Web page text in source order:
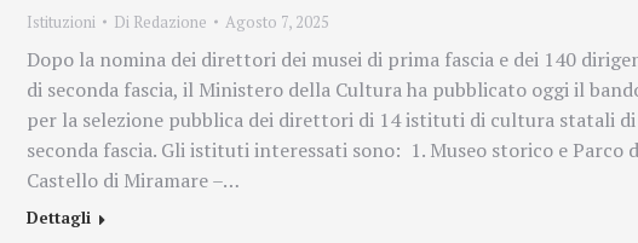
Istituzioni Di Redazione Agosto 7, 2025
Dopo la nomina dei direttori dei musei di prima fascia e dei 140
di seconda fascia, il Ministero della Cultura ha pubblicato oggi il
per la selezione pubblica dei direttori di 14 istituti di cultura statali di
seconda fascia. Gli istituti interessati sono: 1. Museo storico e Parco
Castello di Miramare –…
Dettagli